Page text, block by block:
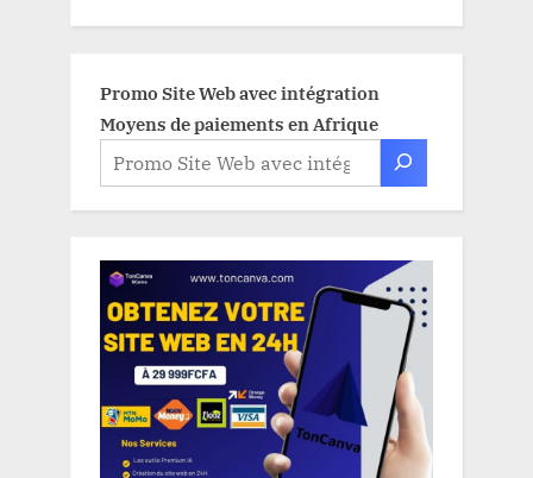
Promo Site Web avec intégration
Moyens de paiements en Afrique